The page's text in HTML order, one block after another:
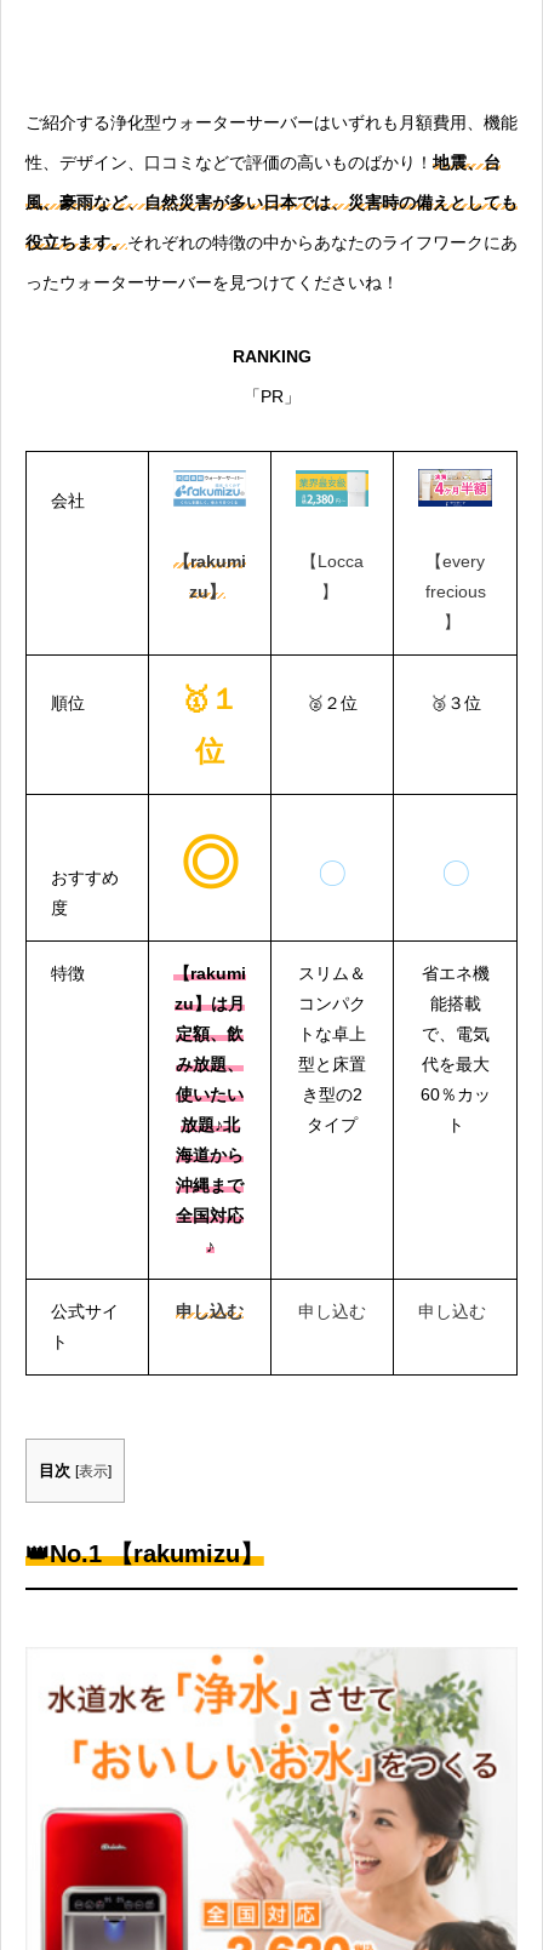
ご紹介する浄化型ウォーターサーバーはいずれも月額費用、機能
性、デザイン、口コミなどで評価の高いものばかり！ 地震、台
風、豪雨など、自然災害が多い日本では、災害時の備えとしても
役立ちます。それぞれの特徴の中からあなたのライフワークにあ
ったウォーターサーバーを見つけてくださいね！
RANKING
「PR」
会社
【rakumi
zu】
【Locca
】
【every
frecious
】
順位
🥇１
位
🥈２位 🥉３位
おすすめ
度
◎ 〇 〇
特徴
【rakumi
zu】は月
定額、飲
み放題、
使いたい
放題♪北
海道から
沖縄まで
全国対応
♪
スリム＆
コンパク
トな卓上
型と床置
き型の2
タイプ
省エネ機
能搭載
で、電気
代を最大
60％カッ
ト
公式サイ
ト
申し込む 申し込む 申し込む
目次 [表示]
👑No.1 【rakumizu】